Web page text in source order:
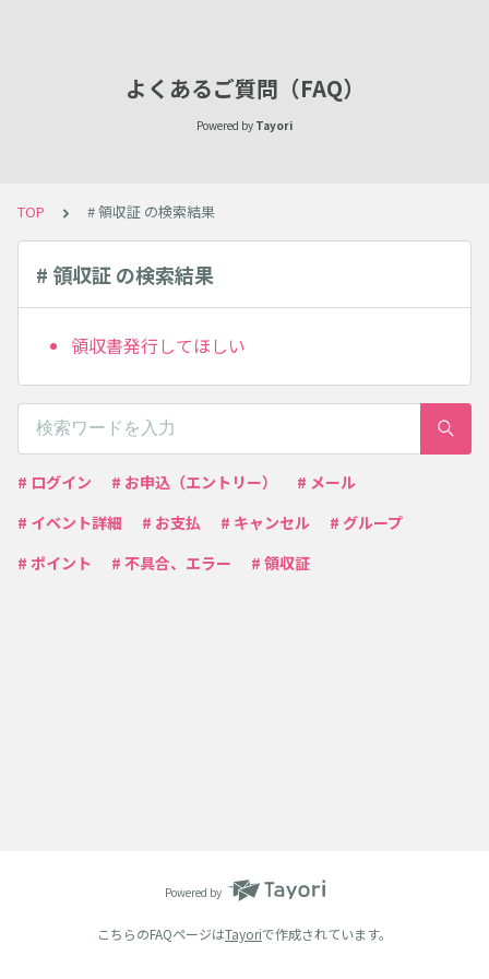
よくあるご質問（FAQ）
Powered by Tayori
TOP # 領収証 の検索結果
# 領収証 の検索結果
領収書発行してほしい
# ログイン # お申込（エントリー）
# メール
# イベント詳細
# お支払 # キャンセル
# グループ
# ポイント
# 不具合、エラー # 領収証
Powered by
こちらのFAQページはTayoriで作成されています。